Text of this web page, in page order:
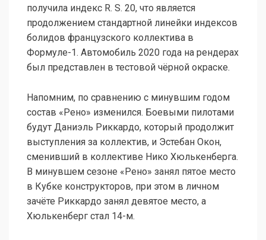
получила индекс R. S. 20, что является
продолжением стандартной линейки индексов
болидов французского коллектива в
Формуле-1. Автомобиль 2020 года на рендерах
был представлен в тестовой чёрной окраске.
Напомним, по сравнению с минувшим годом
состав «Рено» изменился. Боевыми пилотами
будут Даниэль Риккардо, который продолжит
выступления за коллектив, и Эстебан Окон,
сменивший в коллективе Нико Хюлькенберга.
В минувшем сезоне «Рено» занял пятое место
в Кубке конструкторов, при этом в личном
зачёте Риккардо занял девятое место, а
Хюлькенберг стал 14-м.